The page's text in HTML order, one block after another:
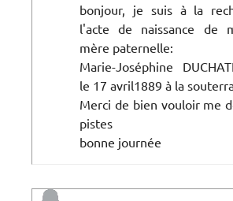
bonjour, je suis à la
l'acte de naissance de
mère paternelle:
Marie-Joséphine
le 17 avril1889 à la
Merci de bien vouloir me
pistes
bonne journée